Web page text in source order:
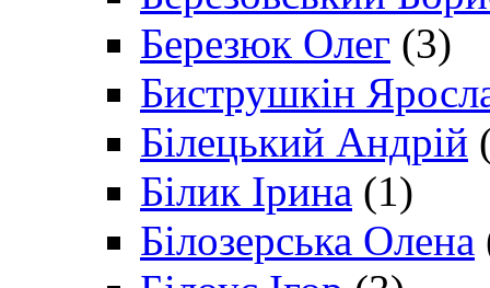
Березюк Олег (3)
Биструшкін
Білецький Андрій
Білик Ірина (1)
Білозерська Олена